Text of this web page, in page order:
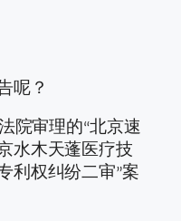
呢？
院审理的“北京速
水木天蓬医疗技
利权纠纷二审”案